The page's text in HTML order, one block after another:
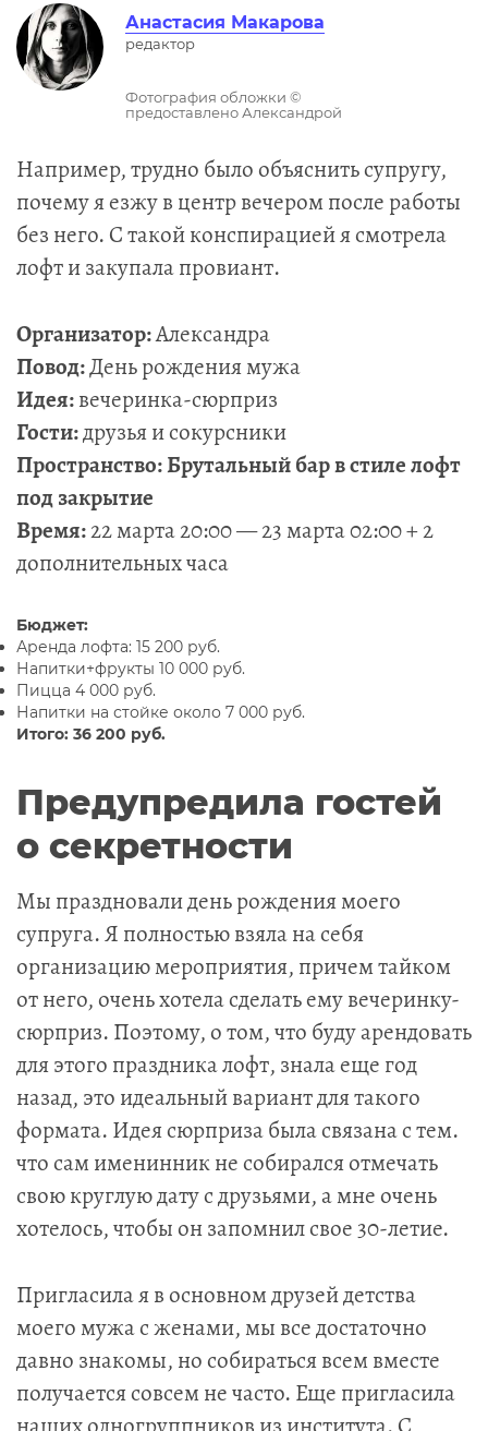
Анастасия Макарова
редактор
Фотография обложки ©
предоставлено Александрой
Например, трудно было объяснить супругу,
почему я езжу в центр вечером после работы
без него. С такой конспирацией я смотрела
лофт и закупала провиант.
Организатор:Александра
Повод:День рождения мужа
Идея:вечеринка-сюрприз
Гости:друзья и сокурсники
Пространство:Брутальный бар в стиле лофт
под закрытие
Время:22 марта 20:00 — 23 марта 02:00 + 2
дополнительных часа
Бюджет:
Аренда лофта: 15 200 руб.
Напитки+фрукты 10 000 руб.
Пицца 4 000 руб.
Напитки на стойке около 7 000 руб.
Итого: 36 200 руб.
Предупредила гостей
о секретности
Мы праздновали день рождения моего
супруга. Я полностью взяла на себя
организацию мероприятия, причем тайком
от него, очень хотела сделать ему вечеринку-
сюрприз. Поэтому, о том, что буду арендовать
для этого праздника лофт, знала еще год
назад, это идеальный вариант для такого
формата. Идея сюрприза была связана с тем.
что сам именинник не собирался отмечать
свою круглую дату с друзьями, а мне очень
хотелось, чтобы он запомнил свое 30-летие.
Пригласила я в основном друзей детства
моего мужа с женами, мы все достаточно
давно знакомы, но собираться всем вместе
получается совсем не часто. Еще пригласила